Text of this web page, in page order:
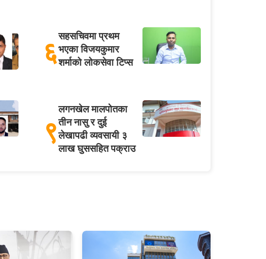
६सहसचिवमा प्रथम
भएका विजयकुमार
शर्माको लोकसेवा टिप्स
९
लगनखेल मालपोतका
तीन नासु र दुई
लेखापढी व्यवसायी ३
लाख घुससहित पक्राउ